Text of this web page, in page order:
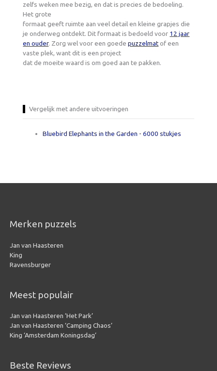
zelfs weken mee bezig, en dat is precies de bedoeling.
Het grote
formaat geeft ruimte aan veel detail en kleine grapjes die
je onderweg ontdekt. Dit formaat is bedoeld voor 12 jaar
en ouder. Zorg wel voor een goedepuzzelmatof een
vaste plek, want dit is een project
dat de moeite waard is om goed aan te pakken.
Vergelijk met andere uitvoeringen
Bluebird Elephants in the Garden - 6000 stukjes
Merken puzzels
Jan van Haasteren
King
Ravensburger
Meest populair
Jan van Haasteren ‘Het Park’
Jan van Haasteren ‘Camping Chaos’
King ‘Amsterdam Koningsdag’
Beste Reviews